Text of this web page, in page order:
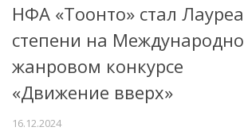
Об учреждении
Услуги в электронной форме
Фотогалерея
НФА «Тоонто» стал
степени на
жанровом конкурсе
«Движение вверх»
16.12.2024